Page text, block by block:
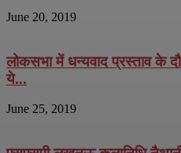
June 20, 2019
लोकसभा में धन्यवाद प्रस्ताव के
ये...
June 25, 2019